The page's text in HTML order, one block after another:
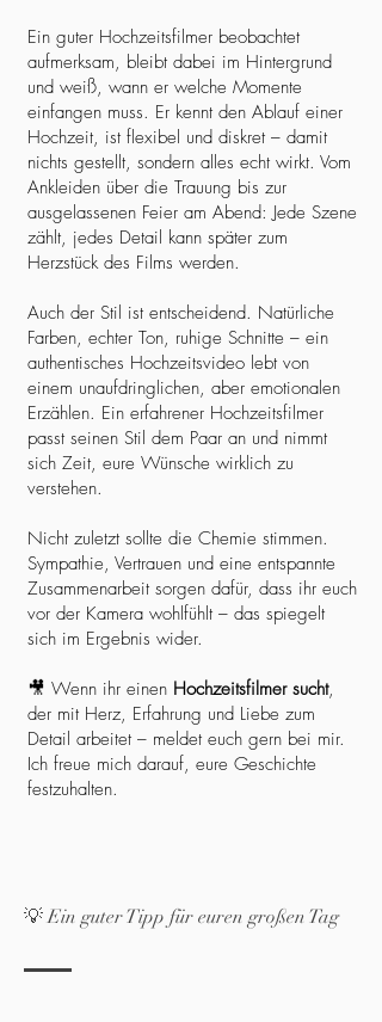
Ein guter Hochzeitsfilmer beobachtet
aufmerksam, bleibt dabei im Hintergrund
und weiß, wann er welche Momente
einfangen muss. Er kennt den Ablauf einer
Hochzeit, ist flexibel und diskret – damit
nichts gestellt, sondern alles echt wirkt. Vom
Ankleiden über die Trauung bis zur
ausgelassenen Feier am Abend: Jede Szene
zählt, jedes Detail kann später zum
Herzstück des Films werden.
Auch der Stil ist entscheidend. Natürliche
Farben, echter Ton, ruhige Schnitte – ein
authentisches Hochzeitsvideo lebt von
einem unaufdringlichen, aber emotionalen
Erzählen. Ein erfahrener Hochzeitsfilmer
passt seinen Stil dem Paar an und nimmt
sich Zeit, eure Wünsche wirklich zu
verstehen.
Nicht zuletzt sollte die Chemie stimmen.
Sympathie, Vertrauen und eine entspannte
Zusammenarbeit sorgen dafür, dass ihr euch
vor der Kamera wohlfühlt – das spiegelt
sich im Ergebnis wider.
🎥 Wenn ihr einen Hochzeitsfilmer sucht,
der mit Herz, Erfahrung und Liebe zum
Detail arbeitet – meldet euch gern bei mir.
Ich freue mich darauf, eure Geschichte
festzuhalten.
💡 Ein guter Tipp für euren großen Tag